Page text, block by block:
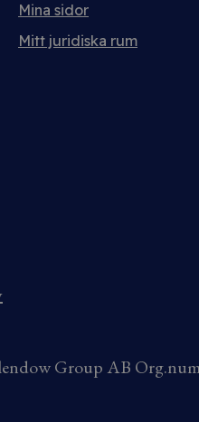
Mina sidor
Mitt juridiska rum
Group AB